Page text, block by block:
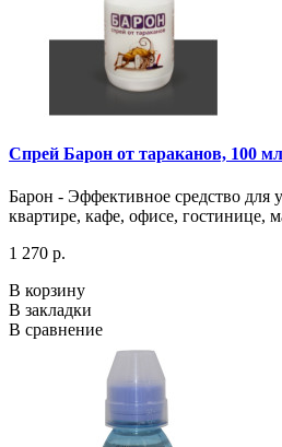
Спрей Барон от тараканов, 100 мл
Барон - Эффективное средство для
квартире, кафе, офисе, гостинице,
1 270 р.
В корзину
В закладки
В сравнение